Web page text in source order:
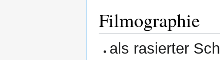
Filmographie
als rasierter